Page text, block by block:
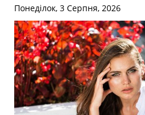
Понеділок, 3 Серпня, 2026